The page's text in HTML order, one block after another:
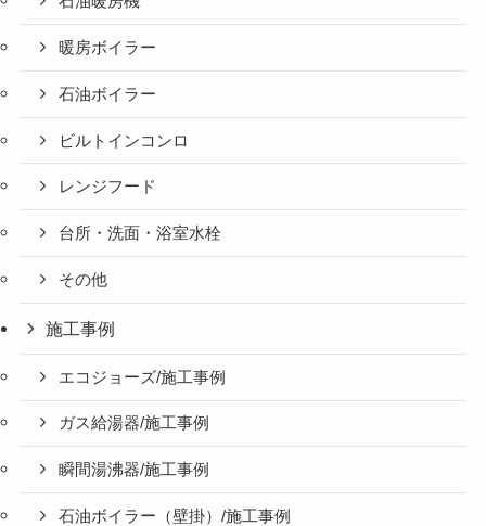
暖房ボイラー
石油ボイラー
ビルトインコンロ
レンジフード
台所・洗面・浴室水栓
その他
施工事例
エコジョーズ/施工事例
ガス給湯器/施工事例
瞬間湯沸器/施工事例
石油ボイラー（壁掛）/施工事例